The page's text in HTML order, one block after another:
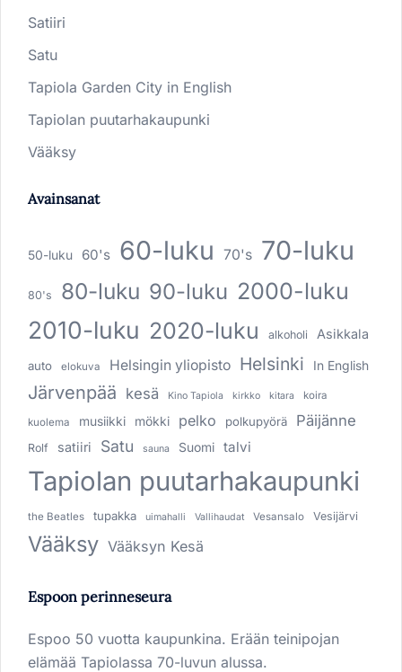
Satiiri
Satu
Tapiola Garden City in English
Tapiolan puutarhakaupunki
Vääksy
Avainsanat
50-luku 60's 60-luku 70's 70-luku
80's 80-luku 90-luku 2000-luku
2010-luku 2020-luku alkoholi Asikkala
auto elokuva Helsingin yliopisto Helsinki In English
Järvenpää kesä Kino Tapiola kirkko kitara koira
kuolema musiikki mökki pelko polkupyörä Päijänne
Rolf satiiri Satu sauna Suomi talvi
Tapiolan puutarhakaupunki
the Beatles tupakka uimahalli Vallihaudat Vesansalo Vesijärvi
Vääksy Vääksyn Kesä
Espoon perinneseura
Espoo 50 vuotta kaupunkina. Erään teinipojan
elämää Tapiolassa 70-luvun alussa.